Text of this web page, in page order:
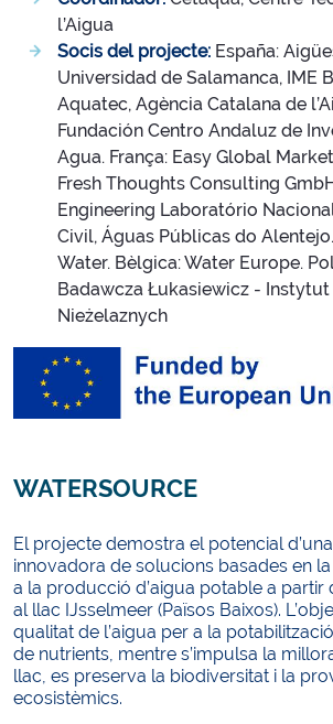
l’Aigua
Socis del projecte: España:
Universidad de Salamanca, IME
Aquatec, Agència Catalana de
Fundación Centro Andaluz de
Agua. França: Easy Global
Fresh Thoughts Consulting
Engineering Laboratório
Civil, Águas Públicas do
Water. Bèlgica: Water Europe.
Badawcza Łukasiewicz -
Nieżelaznych
WATERSOURCE
El projecte demostra el potencial
innovadora de solucions basades en
a la producció d’aigua potable a partir
al llac IJsselmeer (Països Baixos).
qualitat de l’aigua per a la
de nutrients, mentre s’impulsa la
llac, es preserva la biodiversitat i la
ecosistèmics.